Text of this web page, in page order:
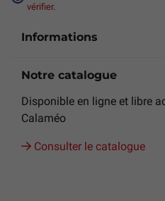
vérifier.
Informations
Notre catalogue
Disponible en ligne et libre
Calaméo
Consulter le catalogue